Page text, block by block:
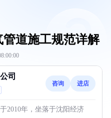
道施工规范详解
司
咨询 进店
2010年，坐落于沈阳经济